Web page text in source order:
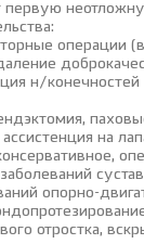
первую
операции
н/конечностей
ассистенция на
опорно-
отростка,